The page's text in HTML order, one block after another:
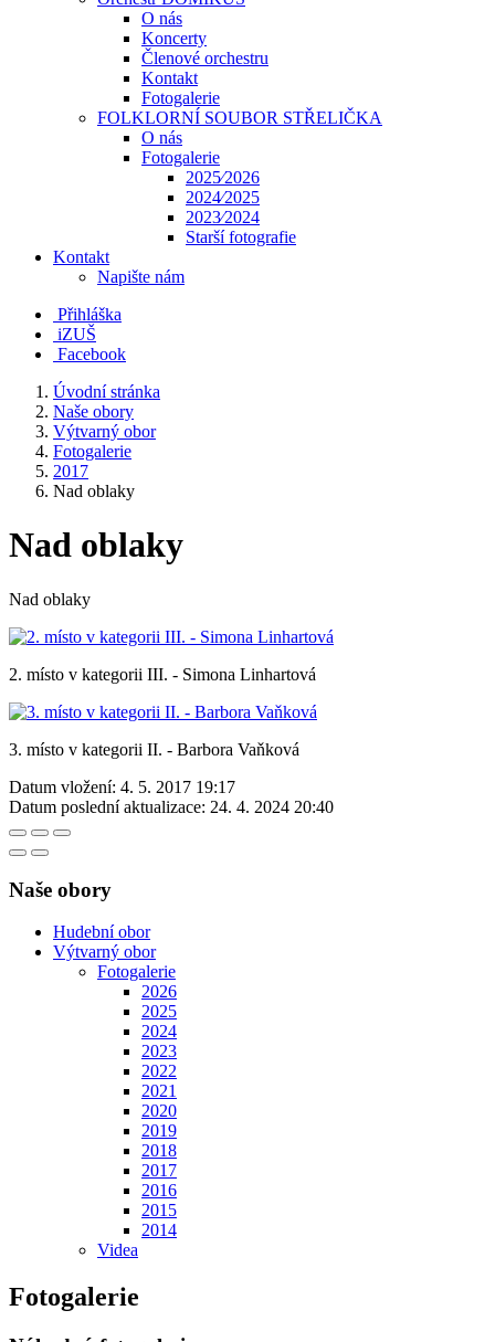
O nás
Koncerty
Členové orchestru
Kontakt
Fotogalerie
FOLKLORNÍ SOUBOR STŘELIČKA
O nás
Fotogalerie
2025⁄2026
2024⁄2025
2023⁄2024
Starší fotografie
Kontakt
Napište nám
Přihláška
iZUŠ
Facebook
Úvodní stránka
Naše obory
Výtvarný obor
Fotogalerie
2017
Nad oblaky
Nad oblaky
Nad oblaky
2. místo v kategorii III. - Simona Linhartová
3. místo v kategorii II. - Barbora Vaňková
Datum vložení: 4. 5. 2017 19:17
Datum poslední aktualizace: 24. 4. 2024 20:40
Naše obory
Hudební obor
Výtvarný obor
Fotogalerie
2026
2025
2024
2023
2022
2021
2020
2019
2018
2017
2016
2015
2014
Videa
Fotogalerie